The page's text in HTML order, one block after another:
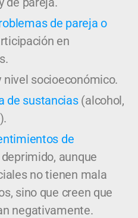
de pareja o
en
socioeconómico.
de sustancias(alcohol,
de
aunque
no tienen mala
sino que creen que
negativamente.